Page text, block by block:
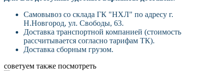
Самовывоз со склада ГК "НХЛ" по адресу г.
Н.Новгород, ул. Свободы, 63.
Доставка транспортной компанией (стоимость
рассчитывается согласно тарифам ТК).
Доставка сборным грузом.
советуем также посмотреть